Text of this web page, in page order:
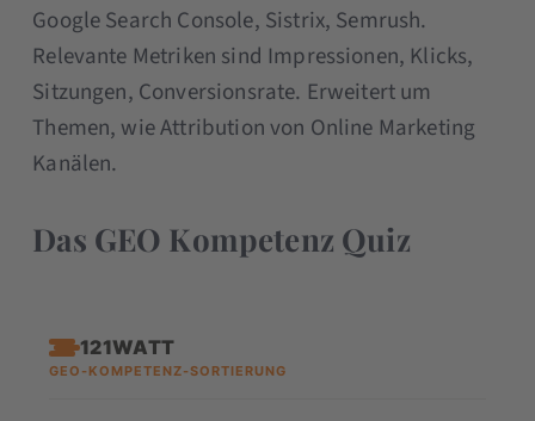
Google Search Console, Sistrix, Semrush.
Relevante Metriken sind Impressionen, Klicks,
Sitzungen, Conversionsrate. Erweitert um
Themen, wie Attribution von Online Marketing
Kanälen.
Das GEO Kompetenz Quiz